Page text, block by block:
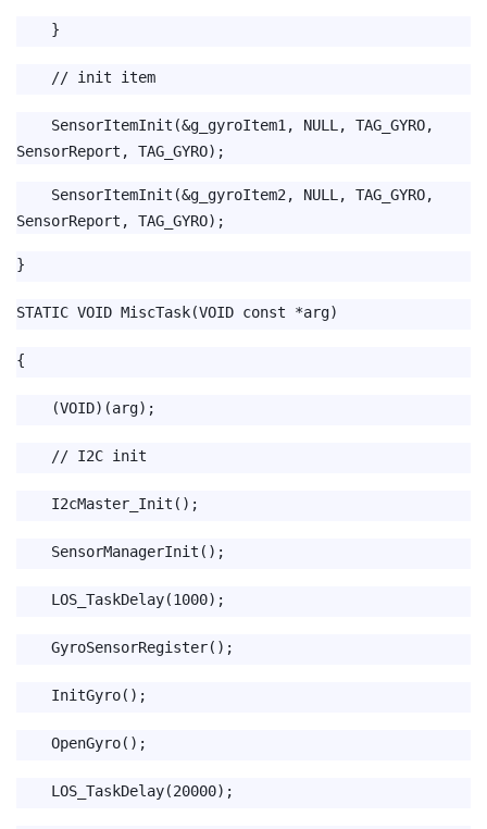
}
// init item
SensorItemInit(&g_gyroItem1, NULL, TAG_GYRO,
SensorReport, TAG_GYRO);
SensorItemInit(&g_gyroItem2, NULL, TAG_GYRO,
SensorReport, TAG_GYRO);
}
STATIC VOID MiscTask(VOID const *arg)
{
(VOID)(arg);
// I2C init
I2cMaster_Init();
SensorManagerInit();
LOS_TaskDelay(1000);
GyroSensorRegister();
InitGyro();
OpenGyro();
LOS_TaskDelay(20000);